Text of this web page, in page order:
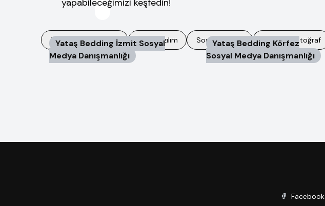
yapabileceğimizi keşfedin!
Web Site Tasarımları Özel Yazılım Sosyal Medya Video & Fotoğraf
Yataş Bedding İzmit Sosyal
Medya Danışmanlığı
Yataş Bedding Körfez
Sosyal Medya Danışmanlığı
Facebook